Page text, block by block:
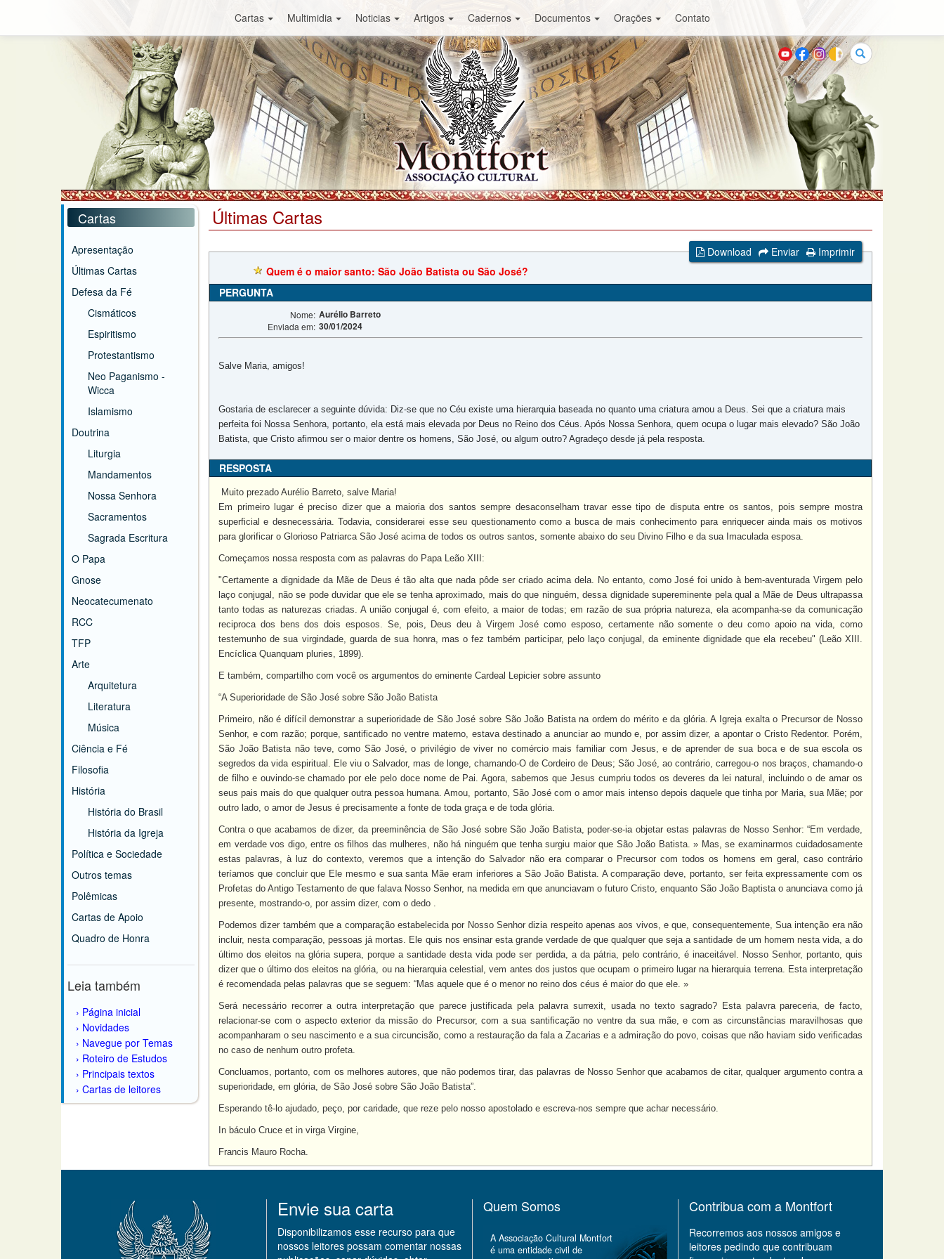
Cartas Multimidia Noticias Artigos Cadernos Documentos Orações Contato
Buscar
Cartas
Apresentação
Últimas Cartas
Defesa da Fé
Cismáticos
Espiritismo
Protestantismo
Neo Paganismo -
Wicca
Islamismo
Doutrina
Liturgia
Mandamentos
Nossa Senhora
Sacramentos
Sagrada Escritura
O Papa
Gnose
Neocatecumenato
RCC
TFP
Arte
Arquitetura
Literatura
Música
Ciência e Fé
Filosofia
História
História do Brasil
História da Igreja
Política e Sociedade
Outros temas
Polêmicas
Cartas de Apoio
Quadro de Honra
Leia também
Página inicial
Novidades
Navegue por Temas
Roteiro de Estudos
Principais textos
Cartas de leitores
Últimas Cartas
Download Enviar
Imprimir
Quem é o maior santo: São João Batista ou São José?
PERGUNTA
Nome: Aurélio Barreto
Enviada em: 30/01/2024
Salve Maria, amigos!
Gostaria de esclarecer a seguinte dúvida: Diz-se que no Céu existe uma hierarquia baseada no quanto uma criatura amou a Deus. Sei que a criatura mais
perfeita foi Nossa Senhora, portanto, ela está mais elevada por Deus no Reino dos Céus. Após Nossa Senhora, quem ocupa o lugar mais elevado? São João
Batista, que Cristo afirmou ser o maior dentre os homens, São José, ou algum outro? Agradeço desde já pela resposta.
RESPOSTA
Muito prezado Aurélio Barreto, salve Maria!
Em primeiro lugar é preciso dizer que a maioria dos santos sempre desaconselham travar esse tipo de disputa entre os santos, pois sempre mostra
superficial e desnecessária. Todavia, considerarei esse seu questionamento como a busca de mais conhecimento para enriquecer ainda mais os motivos
para glorificar o Glorioso Patriarca São José acima de todos os outros santos, somente abaixo do seu Divino Filho e da sua Imaculada esposa.
Começamos nossa resposta com as palavras do Papa Leão XIII:
"Certamente a dignidade da Mãe de Deus é tão alta que nada pôde ser criado acima dela. No entanto, como José foi unido à bem-aventurada Virgem pelo
laço conjugal, não se pode duvidar que ele se tenha aproximado, mais do que ninguém, dessa dignidade supereminente pela qual a Mãe de Deus ultrapassa
tanto todas as naturezas criadas. A união conjugal é, com efeito, a maior de todas; em razão de sua própria natureza, ela acompanha-se da comunicação
reciproca dos bens dos dois esposos. Se, pois, Deus deu à Virgem José como esposo, certamente não somente o deu como apoio na vida, como
testemunho de sua virgindade, guarda de sua honra, mas o fez também participar, pelo laço conjugal, da eminente dignidade que ela recebeu" (Leão XIII.
Encíclica Quanquam pluries, 1899).
E também, compartilho com você os argumentos do eminente Cardeal Lepicier sobre assunto
“A Superioridade de São José sobre São João Batista
Primeiro, não é difícil demonstrar a superioridade de São José sobre São João Batista na ordem do mérito e da glória. A Igreja exalta o Precursor de Nosso
Senhor, e com razão; porque, santificado no ventre materno, estava destinado a anunciar ao mundo e, por assim dizer, a apontar o Cristo Redentor. Porém,
São João Batista não teve, como São José, o privilégio de viver no comércio mais familiar com Jesus, e de aprender de sua boca e de sua escola os
segredos da vida espiritual. Ele viu o Salvador, mas de longe, chamando-O de Cordeiro de Deus; São José, ao contrário, carregou-o nos braços, chamando-o
de filho e ouvindo-se chamado por ele pelo doce nome de Pai. Agora, sabemos que Jesus cumpriu todos os deveres da lei natural, incluindo o de amar os
seus pais mais do que qualquer outra pessoa humana. Amou, portanto, São José com o amor mais intenso depois daquele que tinha por Maria, sua Mãe; por
outro lado, o amor de Jesus é precisamente a fonte de toda graça e de toda glória.
Contra o que acabamos de dizer, da preeminência de São José sobre São João Batista, poder-se-ia objetar estas palavras de Nosso Senhor: “Em verdade,
em verdade vos digo, entre os filhos das mulheres, não há ninguém que tenha surgiu maior que São João Batista. » Mas, se examinarmos cuidadosamente
estas palavras, à luz do contexto, veremos que a intenção do Salvador não era comparar o Precursor com todos os homens em geral, caso contrário
teríamos que concluir que Ele mesmo e sua santa Mãe eram inferiores a São João Batista. A comparação deve, portanto, ser feita expressamente com os
Profetas do Antigo Testamento de que falava Nosso Senhor, na medida em que anunciavam o futuro Cristo, enquanto São João Baptista o anunciava como já
presente, mostrando-o, por assim dizer, com o dedo .
Podemos dizer também que a comparação estabelecida por Nosso Senhor dizia respeito apenas aos vivos, e que, consequentemente, Sua intenção era não
incluir, nesta comparação, pessoas já mortas. Ele quis nos ensinar esta grande verdade de que qualquer que seja a santidade de um homem nesta vida, a do
último dos eleitos na glória supera, porque a santidade desta vida pode ser perdida, a da pátria, pelo contrário, é inaceitável. Nosso Senhor, portanto, quis
dizer que o último dos eleitos na glória, ou na hierarquia celestial, vem antes dos justos que ocupam o primeiro lugar na hierarquia terrena. Esta interpretação
é recomendada pelas palavras que se seguem: “Mas aquele que é o menor no reino dos céus é maior do que ele. »
Será necessário recorrer a outra interpretação que parece justificada pela palavra surrexit, usada no texto sagrado? Esta palavra pareceria, de facto,
relacionar-se com o aspecto exterior da missão do Precursor, com a sua santificação no ventre da sua mãe, e com as circunstâncias maravilhosas que
acompanharam o seu nascimento e a sua circuncisão, como a restauração da fala a Zacarias e a admiração do povo, coisas que não haviam sido verificadas
no caso de nenhum outro profeta.
Concluamos, portanto, com os melhores autores, que não podemos tirar, das palavras de Nosso Senhor que acabamos de citar, qualquer argumento contra a
superioridade, em glória, de São José sobre São João Batista”.
Esperando tê-lo ajudado, peço, por caridade, que reze pelo nosso apostolado e escreva-nos sempre que achar necessário.
In báculo Cruce et in virga Virgine,
Francis Mauro Rocha.
Envie sua carta
Disponibilizamos esse recurso para que
nossos leitores possam comentar nossas
Quem Somos
A Associação Cultural Montfort
é uma entidade civil de
Contribua com a Montfort
Recorremos aos nossos amigos e
leitores pedindo que contribuam